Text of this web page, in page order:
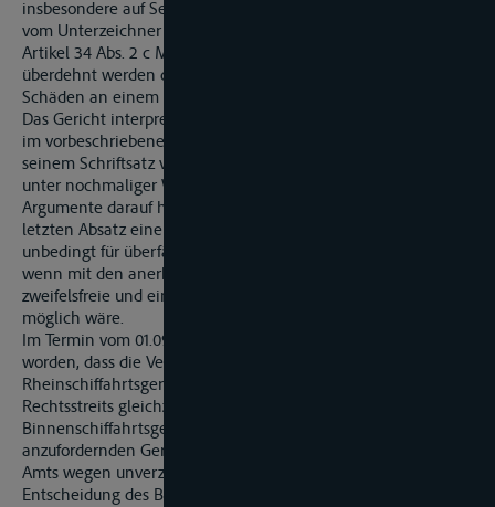
insbesondere auf Seite 97, bzw. 103-105. Auch er vertritt die
vom Unterzeichner geteilte Auffassung, dass der Wortlaut des
Artikel 34 Abs. 2 c MA in seiner heutigen Fassung nicht derart
überdehnt werden darf, dass er auch durch Dritte verursachte
Schäden an einem Schiff erfasst.
Das Gericht interpretiert dabei die Auffassung von Hoffmann
im vorbeschriebenen Beitrag anders als der Klägervertreter in
seinem Schriftsatz vom 28.09.2011 und weist abschließend
unter nochmaliger Wiederholung der vorstehenden
Argumente darauf hin, dass auch Hoffmann auf Seite 105 im
letzten Absatz eine Reform des Artikel 34 Abs. 2 c MA
unbedingt für überfällig hält. Dies wäre nicht erforderlich,
wenn mit den anerkannten Auslegungsregeln eine
zweifelsfreie und eindeutige Interpretation des Norminhaltes
möglich wäre.
Im Termin vom 01.09.2011 war mit den Parteien vereinbart
worden, dass die Verhandlung vor dem
Rheinschiffahrtsgericht für den Fall der Verweisung des
Rechtsstreits gleichzeitig als Verhandlung vor dem
Binnenschiffahrtsgericht gilt. Nach Einzahlung des in Kürze
anzufordernden Gerichtskostenvorschusses wird deshalb von
Amts wegen unverzüglich Termin zur Verkündung einer
Entscheidung des Binnenschiffahrtsgerichts bestimmt.